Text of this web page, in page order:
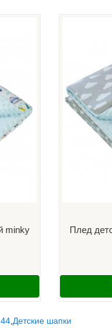
minky
Плед
,Детские шапки